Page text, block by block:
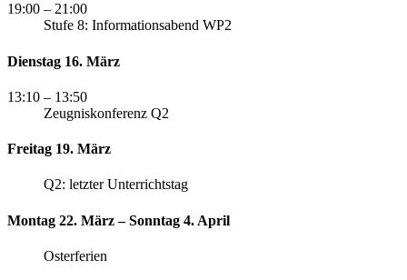
19:00 – 21:00
Stufe 8: Informationsabend WP2
Dienstag 16. März
13:10 – 13:50
Zeugniskonferenz Q2
Freitag 19. März
Q2: letzter Unterrichtstag
Montag 22. März – Sonntag 4. April
Osterferien